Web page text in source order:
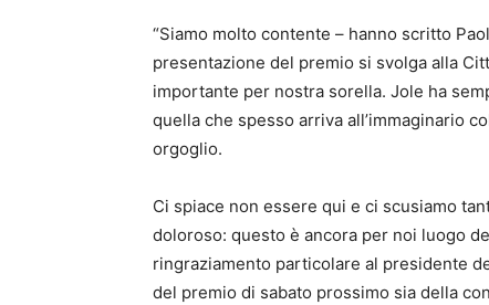
“Siamo molto contente – hanno scritto
presentazione del premio si svolga alla
importante per nostra sorella. Jole ha
quella che spesso arriva all’immaginario
orgoglio.
Ci spiace non essere qui e ci scusiamo
doloroso: questo è ancora per noi luogo
ringraziamento particolare al presidente
del premio di sabato prossimo sia della